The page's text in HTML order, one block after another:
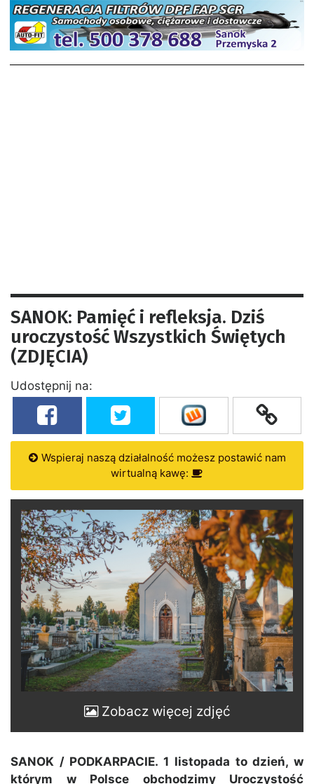
SANOK: Pamięć i refleksja. Dziś
uroczystość Wszystkich Świętych
(ZDJĘCIA)
Udostępnij na:
Wspieraj naszą działalność możesz postawić nam
wirtualną kawę:
Zobacz więcej zdjęć
SANOK / PODKARPACIE. 1 listopada to dzień, w
którym w Polsce obchodzimy Uroczystość